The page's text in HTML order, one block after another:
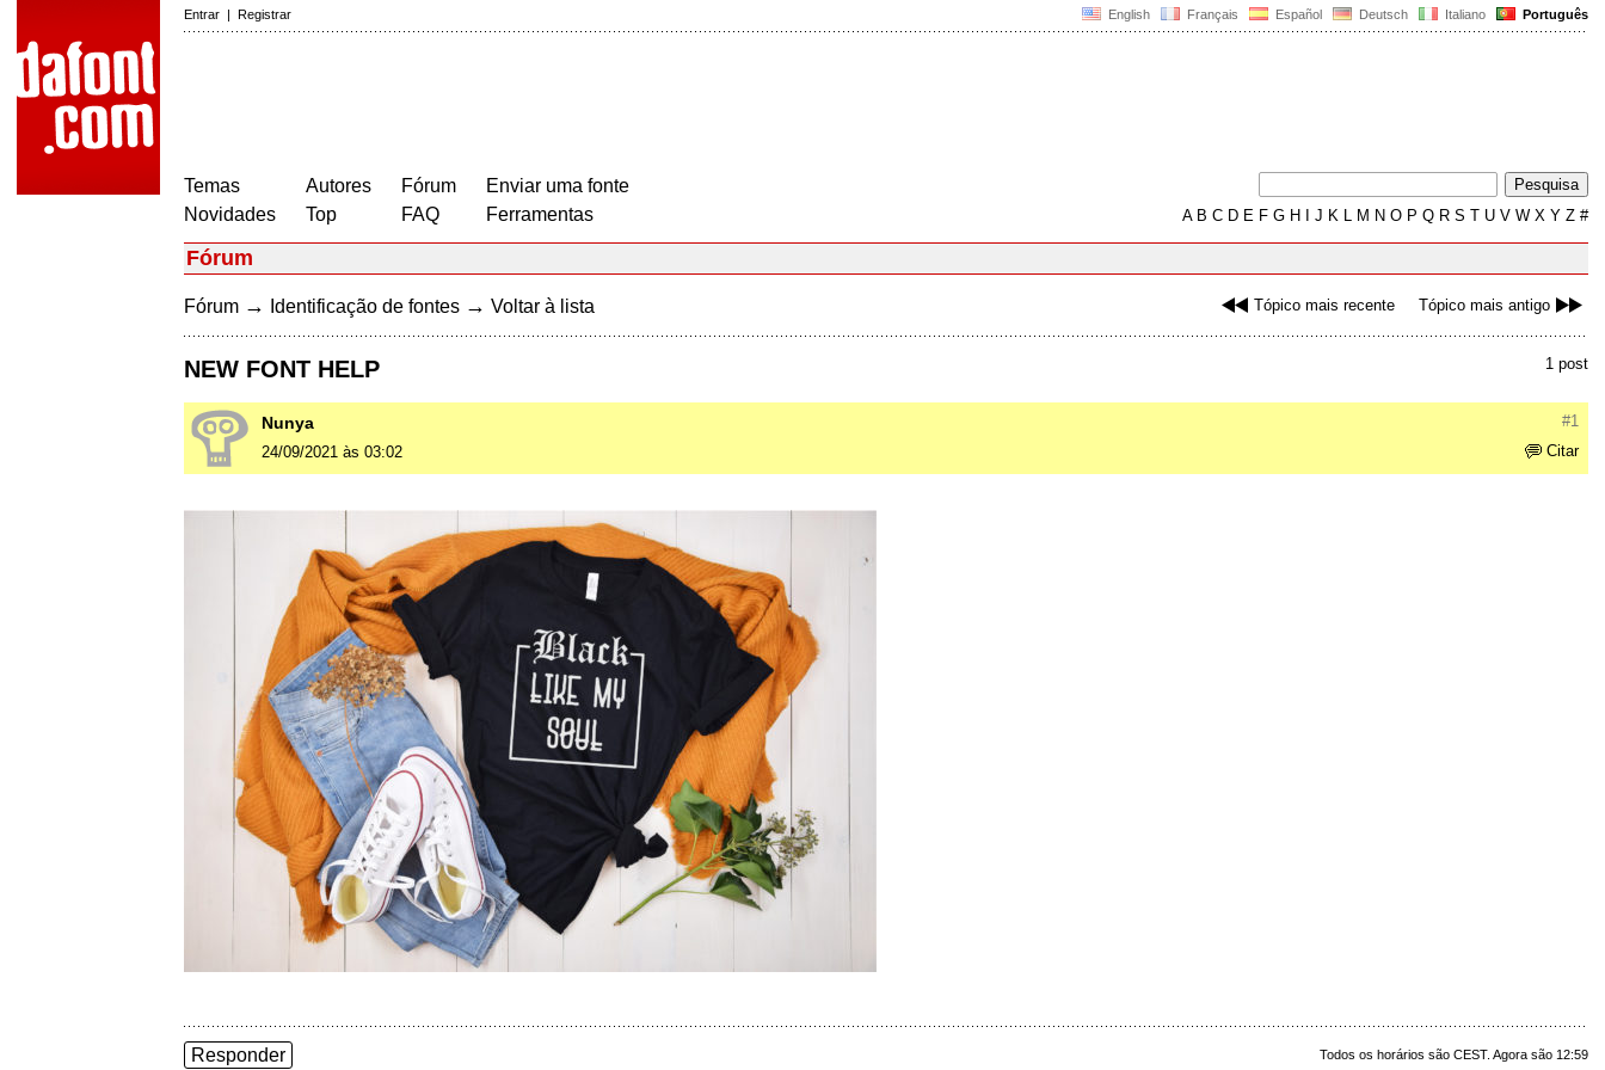
English Français Español Deutsch Italiano Português
Entrar | Registrar
Temas
Novidades
Autores
Top
Fórum
FAQ
Enviar uma fonte
Ferramentas
AB C D E F G H J K L M N O P Q R S T U V W X Y Z #
Fórum
Tópico mais recente Tópico mais antigo
Fórum → Identificação de fontes → Voltar à lista
1 post
NEW FONT HELP
#1
Nunya
Citar
24/09/2021 às 03:02
Todos os horários são CEST. Agora são 12:59
Responder